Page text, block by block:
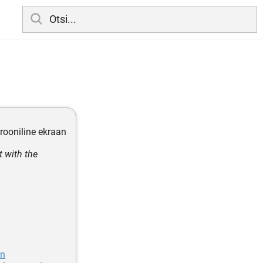
ekraan
with the